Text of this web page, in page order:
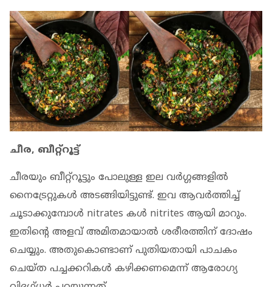
ചീര, ബീറ്റ്‌റൂട്ട്
ചീരയും ബീറ്റ്‌റൂട്ടും പോലുള്ള ഇല വര്‍ഗ്ഗങ്ങളില്‍
നൈട്രേറ്റുകള്‍ അടങ്ങിയിട്ടുണ്ട്. ഇവ ആവര്‍ത്തിച്ച്
ചൂടാക്കുമ്പോള്‍ nitrates കള്‍ nitrites ആയി മാറും.
ഇതിന്റെ അളവ് അമിതമായാല്‍ ശരീരത്തിന് ദോഷം
ചെയ്യും. അതുകൊണ്ടാണ് പുതിയതായി പാചകം
ചെയ്ത പച്ചക്കറികള്‍ കഴിക്കണമെന്ന് ആരോഗ്യ